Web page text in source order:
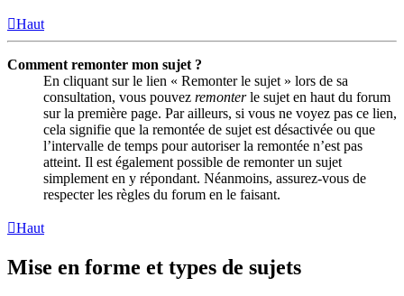
Haut
Comment remonter mon sujet ?
En cliquant sur le lien « Remonter le sujet » lors de sa
consultation, vous pouvez remonterle sujet en haut du forum
sur la première page. Par ailleurs, si vous ne voyez pas ce lien,
cela signifie que la remontée de sujet est désactivée ou que
l’intervalle de temps pour autoriser la remontée n’est pas
atteint. Il est également possible de remonter un sujet
simplement en y répondant. Néanmoins, assurez-vous de
respecter les règles du forum en le faisant.
Haut
Mise en forme et types de sujets